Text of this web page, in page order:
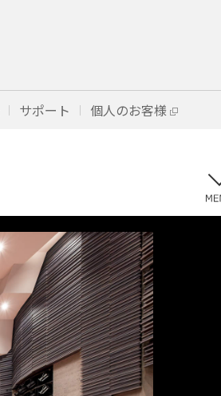
サポート 個人のお客様